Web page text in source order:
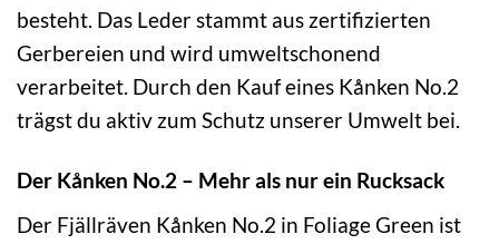
besteht. Das Leder stammt aus zertifizierten
Gerbereien und wird umweltschonend
verarbeitet. Durch den Kauf eines Kånken No.2
trägst du aktiv zum Schutz unserer Umwelt bei.
Der Kånken No.2 – Mehr als nur ein Rucksack
Der Fjällräven Kånken No.2 in Foliage Green ist